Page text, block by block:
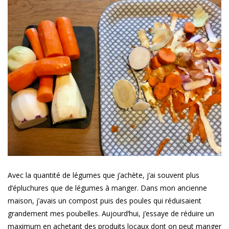
Avec la quantité de légumes que j’achète, j’ai souvent plus
d’épluchures que de légumes à manger. Dans mon ancienne
maison, j’avais un compost puis des poules qui réduisaient
grandement mes poubelles. Aujourd’hui, j’essaye de réduire un
maximum en achetant des produits locaux dont on peut manger